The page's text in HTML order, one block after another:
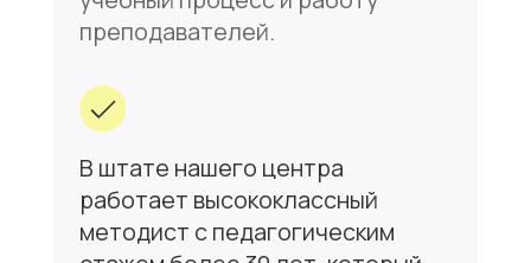
Для детей и подростков
Для преподавателей
Для организаций
СПб, ул. Можайская д.17, офис 103,
1 этаж (м.Технологический
институт, Пушкинская)
+7 (952) 282-89-81
Оплата